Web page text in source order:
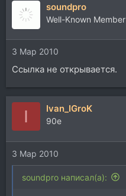
soundpro
Well-Known Member
3 Мар 2010
Ссылка не открывается.
I Ivan_IGroK
90e
3 Мар 2010
soundpro написал(а):